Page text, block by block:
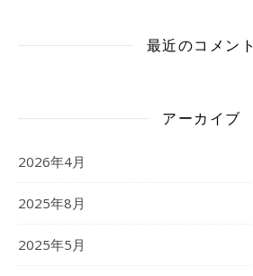
最近のコメント
アーカイブ
2026年4月
2025年8月
2025年5月